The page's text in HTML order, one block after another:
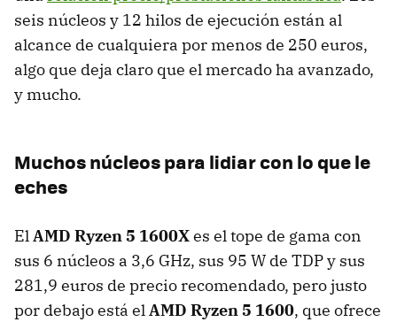
seis núcleos y 12 hilos de ejecución están al
alcance de cualquiera por menos de 250 euros,
algo que deja claro que el mercado ha avanzado,
y mucho.
Muchos núcleos para lidiar con lo que le
eches
El AMD Ryzen 5 1600Xes el tope de gama con
sus 6 núcleos a 3,6 GHz, sus 95 W de TDP y sus
281,9 euros de precio recomendado, pero justo
por debajo está el AMD Ryzen 5 1600, que ofrece